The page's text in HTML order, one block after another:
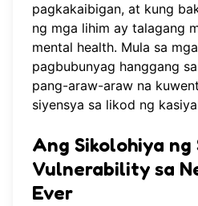
pagkakaibigan, at kung
ng mga lihim ay talagang
mental health. Mula sa
pagbubunyag hanggang
pang-araw-araw na
siyensya sa likod ng
Ang Sikolohiya ng
Vulnerability sa
Ever